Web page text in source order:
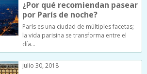
¿Por qué recomiendan pasear
por París de noche?
París es una ciudad de múltiples facetas;
la vida parisina se transforma entre el
día…
julio 30, 2018